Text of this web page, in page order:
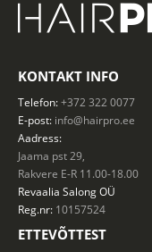
KONTAKT INFO
Telefon:+372 322 0077
E-post: info@hairpro.ee
Aadress:
Jaama pst 29,
Rakvere E-R 11.00-18.00
Revaalia SalongOÜ
Reg.nr: 10157524
ETTEVÕTTEST